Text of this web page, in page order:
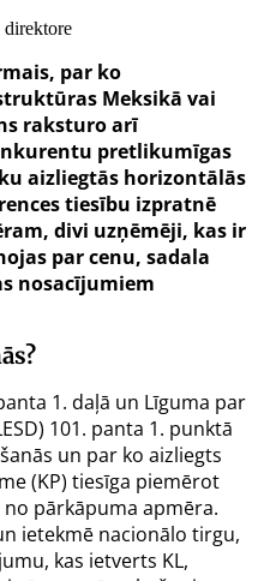
direktore
par ko
Meksikā vai
raksturo arī
pretlikumīgas
aizliegtās horizontālās
tiesību izpratnē
divi uzņēmēji, kas ir
par cenu, sadala
nosacījumiem
1. daļā un Līguma par
101. panta 1. punktā
un par ko aizliegts
(KP) tiesīga piemērot
pārkāpuma apmēra.
ietekmē nacionālo tirgu,
kas ietverts KL,